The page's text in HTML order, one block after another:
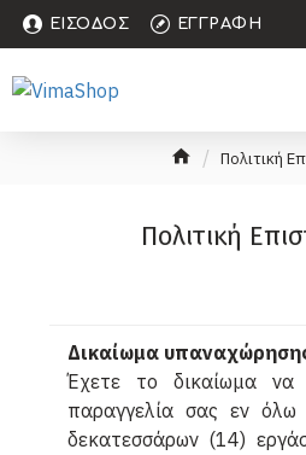
ΕΊΣΟΔΟΣ ΕΓΓΡΑΦΉ
Πολιτική
Πολιτική
Δικαίωμα
Έχετε το δικαίωμα να
παραγγελία σας εν όλω
δεκατεσσάρων (14)